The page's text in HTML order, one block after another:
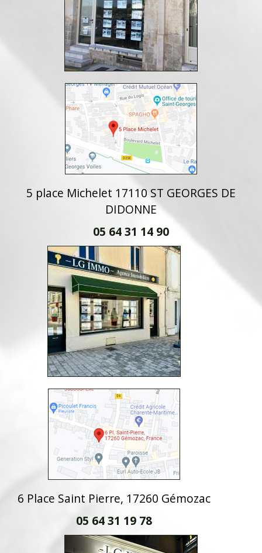
5 place Michelet 17110 ST GEORGES DE
DIDONNE
05 64 31 14 90
6 Place Saint Pierre, 17260 Gémozac
05 64 31 19 78